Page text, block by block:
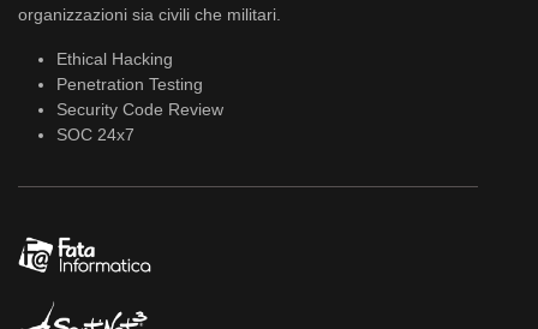
organizzazioni sia civili che militari.
Ethical Hacking
Penetration Testing
Security Code Review
SOC 24x7